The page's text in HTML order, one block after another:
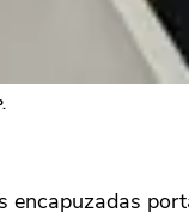
encapuzadas